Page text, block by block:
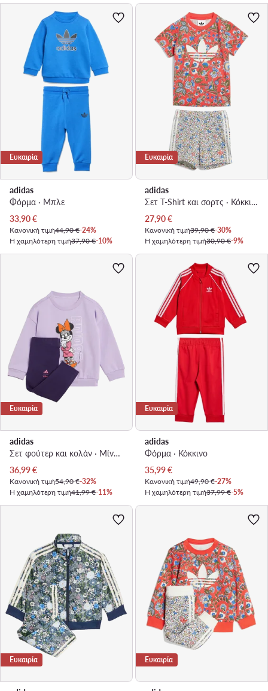
Ευκαιρία
adidas
Φόρμα · Μπλε
Τρέχουσα τιμή
33,90€
Κανονική τιμή44,90 €-24%
Η χαμηλότερη τιμή37,90 €-10%
Ευκαιρία
adidas
Σετ T-Shirt και σορτς · Κόκκινο
Τρέχουσα τιμή
27,90€
Κανονική τιμή39,90 €-30%
Η χαμηλότερη τιμή30,90 €-9%
Ευκαιρία
adidas
Σετ φούτερ και κολάν · Μίννι Μάους · Μωβ
Τρέχουσα τιμή
36,99€
Κανονική τιμή54,90 €-32%
Η χαμηλότερη τιμή41,99 €-11%
Ευκαιρία
adidas
Φόρμα · Κόκκινο
Τρέχουσα τιμή
35,99€
Κανονική τιμή49,90 €-27%
Η χαμηλότερη τιμή37,99 €-5%
Ευκαιρία Ευκαιρία